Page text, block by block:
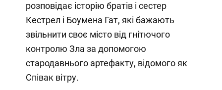
розповідає історію братів і сестер
Кестрел і Боумена Гат, які бажають
звільнити своє місто від гнітючого
контролю Зла за допомогою
стародавнього артефакту, відомого як
Співак вітру.